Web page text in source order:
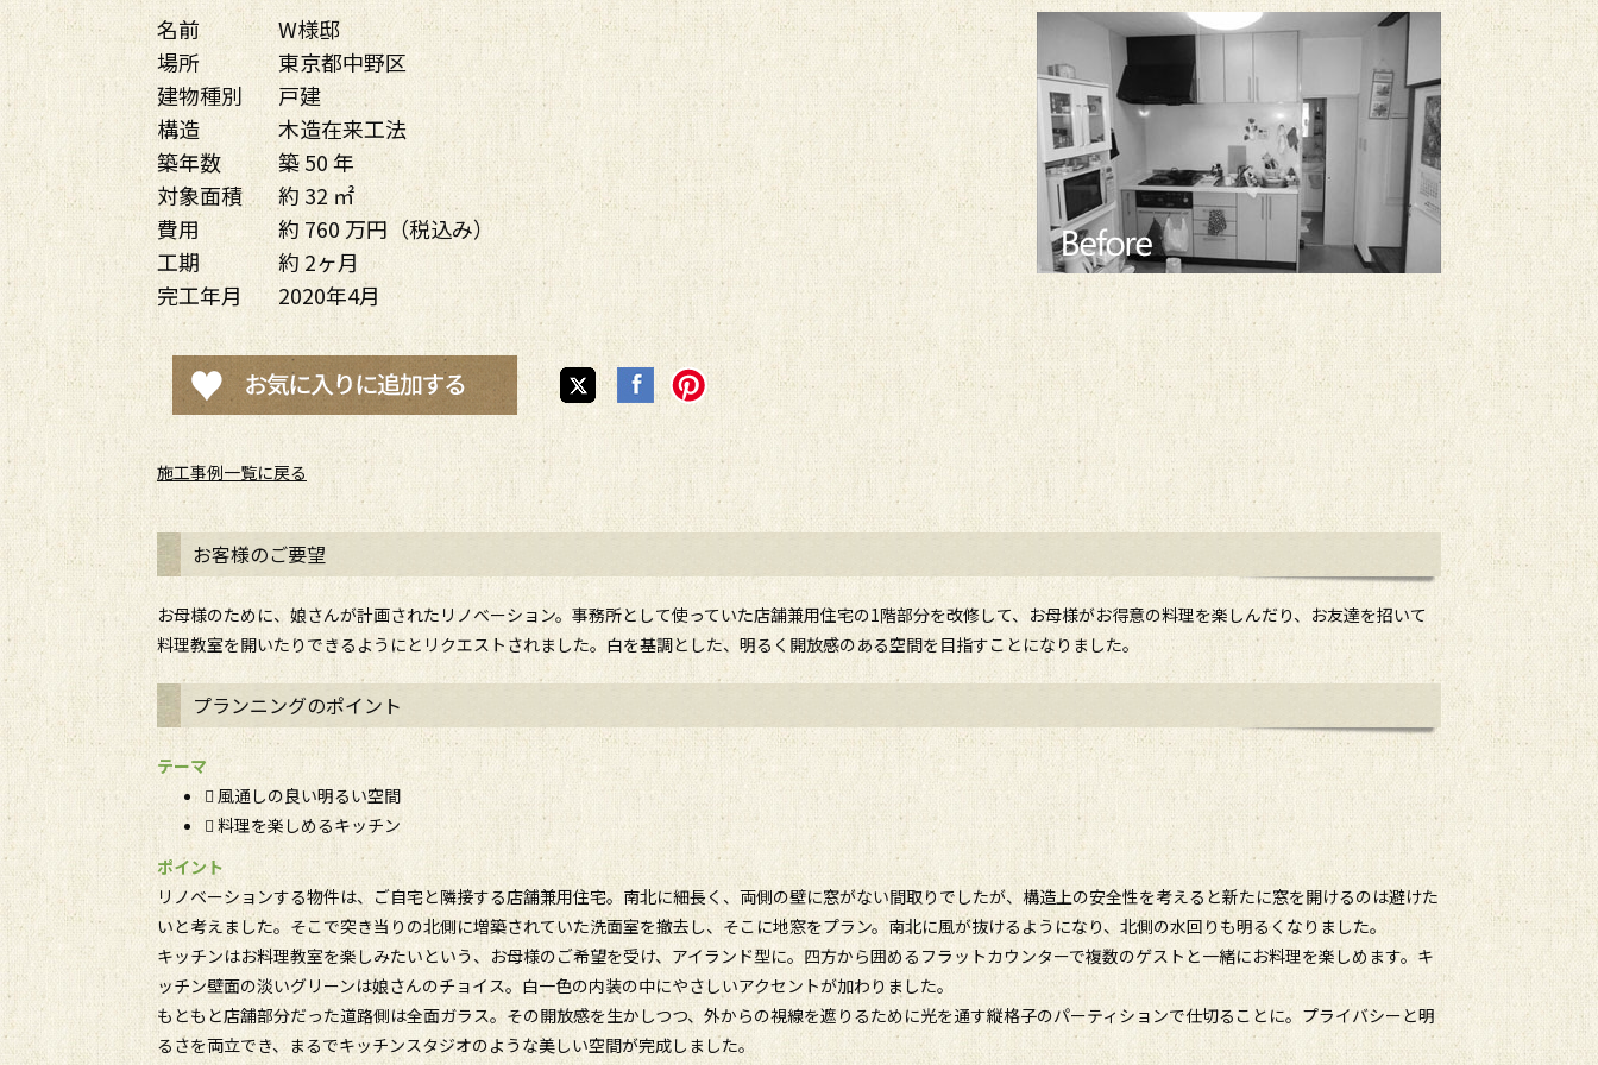
名前
W様邸
場所
東京都中野区
建物種別
戸建
構造
木造在来工法
築年数
築 50 年
対象面積
約 32 ㎡
費用
約 760 万円（税込み）
工期
約 2ヶ月
完工年月
2020年4月
施工事例一覧に戻る
お客様のご要望
お母様のために、娘さんが計画されたリノベーション。事務所として使っていた店舗兼用住宅の1階部分を改修して、お母様がお得意の料理を楽しんだり、お友達を招いて
料理教室を開いたりできるようにとリクエストされました。白を基調とした、明るく開放感のある空間を目指すことになりました。
プランニングのポイント
テーマ
 風通しの良い明るい空間
 料理を楽しめるキッチン
ポイント
リノベーションする物件は、ご自宅と隣接する店舗兼用住宅。南北に細長く、両側の壁に窓がない間取りでしたが、構造上の安全性を考えると新たに窓を開けるのは避けた
いと考えました。そこで突き当りの北側に増築されていた洗面室を撤去し、そこに地窓をプラン。南北に風が抜けるようになり、北側の水回りも明るくなりました。
キッチンはお料理教室を楽しみたいという、お母様のご希望を受け、アイランド型に。四方から囲めるフラットカウンターで複数のゲストと一緒にお料理を楽しめます。キ
ッチン壁面の淡いグリーンは娘さんのチョイス。白一色の内装の中にやさしいアクセントが加わりました。
もともと店舗部分だった道路側は全面ガラス。その開放感を生かしつつ、外からの視線を遮りるために光を通す縦格子のパーティションで仕切ることに。プライバシーと明
るさを両立でき、まるでキッチンスタジオのような美しい空間が完成しました。